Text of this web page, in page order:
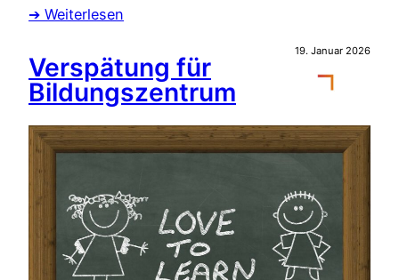
➔ Weiterlesen
19. Januar 2026
Verspätung für
Bildungszentrum